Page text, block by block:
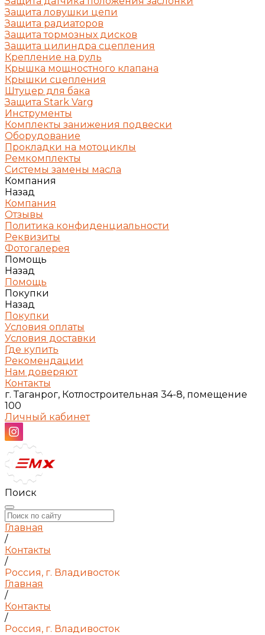
Защита ловушки цепи
Защита радиаторов
Защита тормозных дисков
Защита цилиндра сцепления
Крепление на руль
Крышка мощностного клапана
Крышки сцепления
Штуцер для бака
Защита Stark Varg
Инструменты
Комплекты занижения подвески
Оборудование
Прокладки на мотоциклы
Ремкомплекты
Системы замены масла
Компания
Назад
Компания
Отзывы
Политика конфиденциальности
Реквизиты
Фотогалерея
Помощь
Назад
Помощь
Покупки
Назад
Покупки
Условия оплаты
Условия доставки
Где купить
Рекомендации
Нам доверяют
Контакты
г. Таганрог, Котлостроительная 34-8, помещение
100
Личный кабинет
Поиск
Главная
/
Контакты
/
Россия, г. Владивосток
Главная
/
Контакты
/
Россия, г. Владивосток